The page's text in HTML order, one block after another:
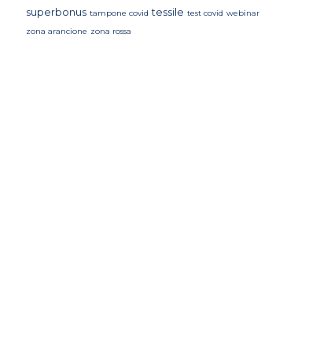
superbonus tampone covid tessile test covid webinar
zona arancione zona rossa